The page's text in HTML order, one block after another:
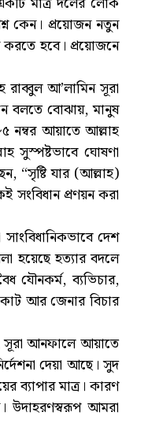
কেন। প্রয়োজন নতুন
করতে হবে। প্রয়োজনে
রাব্বুল আ’লামিন সূরা
বলতে বোঝায়, মানুষ
নম্বর আয়াতে আল্লাহ
সুস্পষ্টভাবে ঘোষণা
“সৃষ্টি যার (আল্লাহ)
সংবিধান প্রণয়ন করা
দেশ
হয়েছে হত্যার বদলে
যৌনকর্ম, ব্যভিচার,
আর জেনার বিচার
আনফালে আয়াতে
দেয়া আছে। সুদ
ব্যাপার মাত্র। কারণ
উদাহরণস্বরূপ আমরা